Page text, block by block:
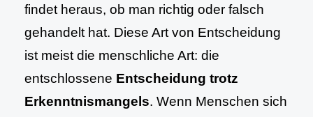
findet heraus, ob man richtig oder falsch
gehandelt hat. Diese Art von Entscheidung
ist meist die menschliche Art: die
entschlossene Entscheidung trotz
Erkenntnismangels. Wenn Menschen sich